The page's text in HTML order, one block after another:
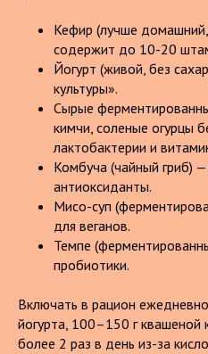
Кефир (лучше
содержит до 10-20
Йогурт (живой, без
культуры».
Сырые
кимчи, соленые огурцы
лактобактерии и
Комбуча (чайный гриб)
антиоксиданты.
Мисо-суп
для веганов.
Темпе
пробиотики.
Включать в рацион
йогурта, 100–150 г квашеной
более 2 раз в день из-за